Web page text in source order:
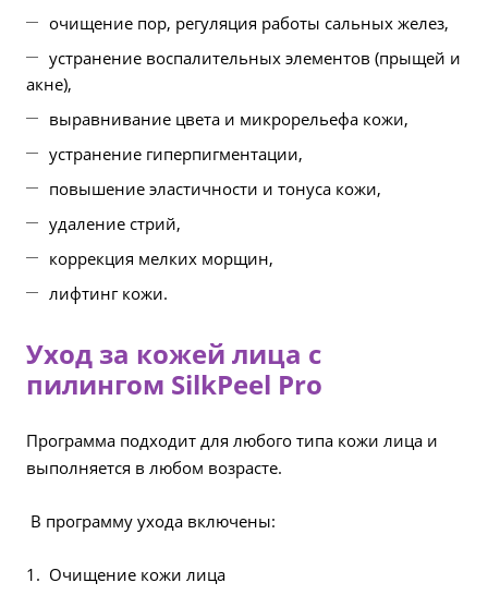
очищение пор, регуляция работы сальных желез,
устранение воспалительных элементов (прыщей и
акне),
выравнивание цвета и микрорельефа кожи,
устранение гиперпигментации,
повышение эластичности и тонуса кожи,
удаление стрий,
коррекция мелких морщин,
лифтинг кожи.
Уход за кожей лица с
пилингом SilkPeel Pro
Программа подходит для любого типа кожи лица и
выполняется в любом возрасте.
В программу ухода включены:
Очищение кожи лица